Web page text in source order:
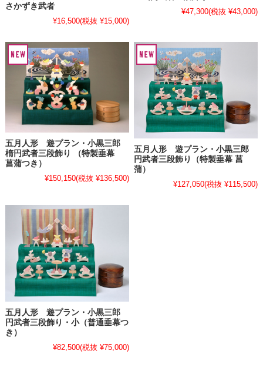
さかずき武者
¥16,500(税抜 ¥15,000)
¥47,300(税抜 ¥43,000)
五月人形 遊プラン・小黒三郎
楕円武者三段飾り （特製垂幕
菖蒲つき）
¥150,150(税抜 ¥136,500)
五月人形 遊プラン・小黒三郎
円武者三段飾り（特製垂幕 菖
蒲）
¥127,050(税抜 ¥115,500)
五月人形 遊プラン・小黒三郎
円武者三段飾り・小（普通垂幕つ
き）
¥82,500(税抜 ¥75,000)